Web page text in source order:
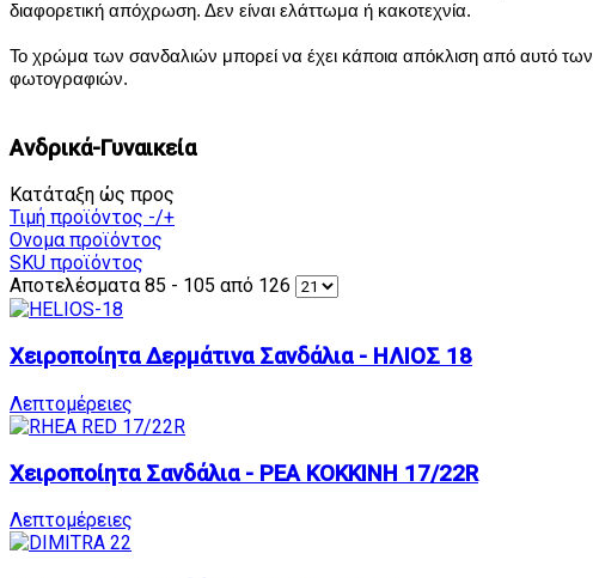
διαφορετική απόχρωση. Δεν είναι ελάττωμα ή κακοτεχνία.
Το χρώμα των σανδαλιών μπορεί να έχει κάποια απόκλιση από αυτό των
φωτογραφιών.
Ανδρικά-Γυναικεία
Κατάταξη ώς προς
Τιμή προϊόντος -/+
Ονομα προϊόντος
SKU προϊόντος
Αποτελέσματα 85 - 105 από 126
Χειροποίητα Δερμάτινα Σανδάλια - ΗΛΙΟΣ 18
Λεπτομέρειες
Χειροποίητα Σανδάλια - ΡΕΑ ΚΟΚΚΙΝΗ 17/22R
Λεπτομέρειες